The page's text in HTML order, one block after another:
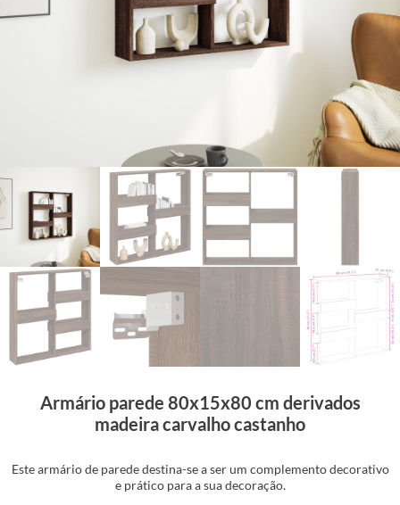
Armário parede 80x15x80 cm derivados
madeira carvalho castanho
Este armário de parede destina-se a ser um complemento decorativo
e prático para a sua decoração.